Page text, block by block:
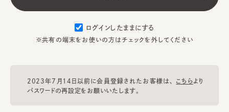
ログインしたままにする
※共有の端末をお使いの方はチェックを外してください
2023年7月14日以前に会員登録されたお客様は、 こちらより
パスワードの再設定をお願いいたします。